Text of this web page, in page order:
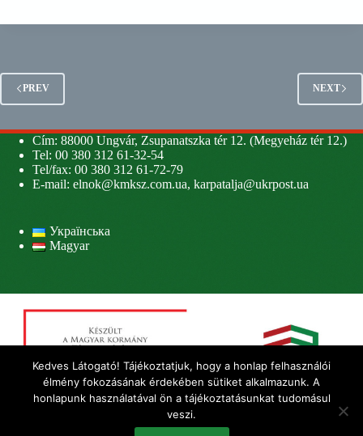
PREV NEXT
Cím: 88000 Ungvár, Zsupanatszka tér 12. (Megyeház tér 12.)
Tel: 00 380 312 61-32-54
Tel/fax: 00 380 312 61-72-79
E-mail: elnok@kmksz.com.ua, karpatalja@ukrpost.ua
Українська
Magyar
Kedves Látogató! Tájékoztatjuk, hogy a honlap felhasználói
élmény fokozásának érdekében sütiket alkalmazunk. A
honlapunk használatával ön a tájékoztatásunkat tudomásul
veszi.